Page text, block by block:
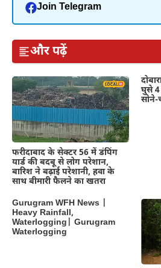
Join Telegram
और पढ़ें
फरीदाबाद के सेक्टर 56 में डंपिंग
यार्ड की बदबू से लोग परेशान,
बारिश ने बढ़ाई परेशानी, हवा के
साथ बीमारी फैलने का खतरा
घुसे
Gurugram WFH News |
Heavy Rainfall,
Waterlogging| Gurugram
Waterlogging